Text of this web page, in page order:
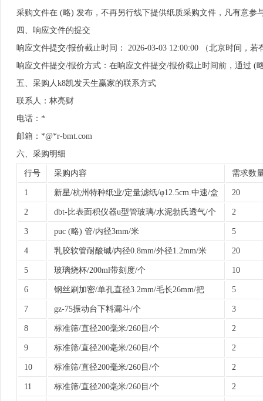
采购文件在 (略) 发布，不再另行线下提供纸质采购文件，凡有意参
四、响应文件的提交
响应文件提交/报价截止时间： 2026-03-03 12:00:00 （北京时间，若
响应文件提交/报价方式：在响应文件提交/报价截止时间前，通过 (
五、采购人k8凯发天生赢家的联系方式
联系人：林亮财
电话：*
邮箱：*@*r-bmt.com
六、采购明细
行号 采购内容 需求数
1 新星/杭州特种纸业/定量滤纸/φ12.5cm.中速/盒 20
2 dbt-比表面积仪器u型管玻璃/水泥勃氏透气/个 2
3 puc (略) 管/内径3mm/米 5
4 乳胶软管耐酸碱/内径0.8mm/外径1.2mm/米 20
5 玻璃烧杯/200ml带刻度/个 10
6 钢丝刷加密/单孔直径3.2mm/毛长26mm/把 5
7 gz-75振动台下料漏斗/个 3
8 标准筛/直径200毫米/260目/个 2
9 标准筛/直径200毫米/260目/个 2
10 标准筛/直径200毫米/260目/个 2
11 标准筛/直径200毫米/260目/个 2